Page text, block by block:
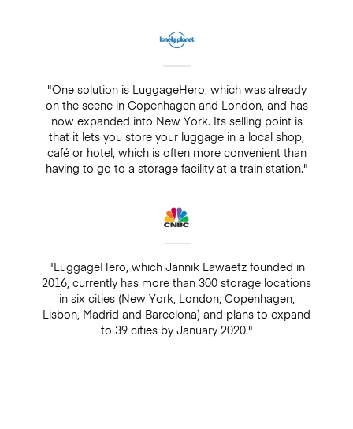
"One solution is LuggageHero, which was already
on the scene in Copenhagen and London, and has
now expanded into New York. Its selling point is
that it lets you store your luggage in a local shop,
café or hotel, which is often more convenient than
having to go to a storage facility at a train station."
"LuggageHero, which Jannik Lawaetz founded in
2016, currently has more than 300 storage locations
in six cities (New York, London, Copenhagen,
Lisbon, Madrid and Barcelona) and plans to expand
to 39 cities by January 2020."